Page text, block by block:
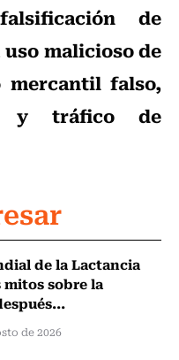
de
malicioso de
falso,
y tráfico de
de la Lactancia
sobre la
de 2026